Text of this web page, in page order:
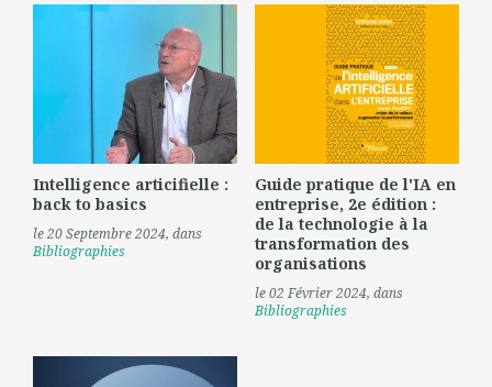
Intelligence articifielle :
back to basics
le 20 Septembre 2024, dans
Bibliographies
Guide pratique de l'IA en
entreprise, 2e édition :
de la technologie à la
transformation des
organisations
le 02 Février 2024, dans
Bibliographies